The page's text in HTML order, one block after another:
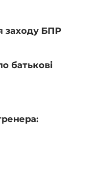
заходу БПР
батькові